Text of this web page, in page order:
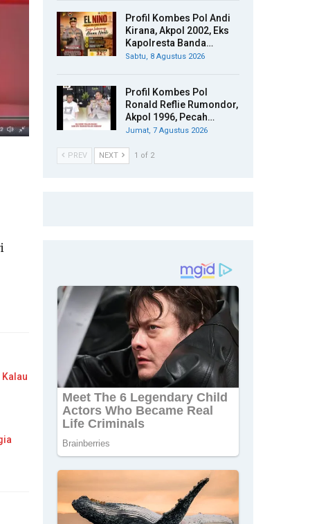
Profil Kombes Pol Andi
Kirana, Akpol 2002, Eks
Kapolresta Banda…
Sabtu, 8 Agustus 2026
Profil Kombes Pol
Ronald Reflie Rumondor,
Akpol 1996, Pecah…
Jumat, 7 Agustus 2026
PREV NEXT 1 of 2